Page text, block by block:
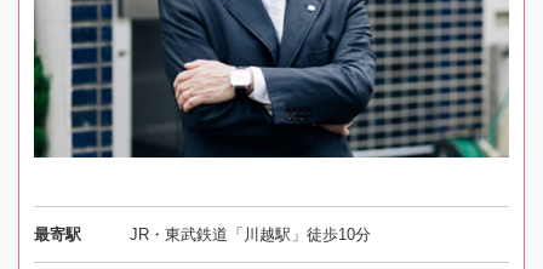
最寄駅 JR・東武鉄道「川越駅」徒歩10分